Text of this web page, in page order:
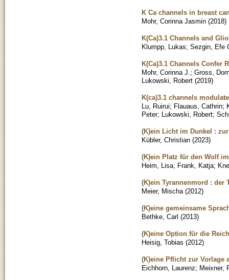
K Ca channels in breast
Mohr, Corinna Jasmin (2018)
K(Ca)3.1 Channels and
Klumpp, Lukas; Sezgin, Efe
K(Ca)3.1 Channels Confer
Mohr, Corinna J. ; Gross,
Lukowski, Robert (2019)
K(ca)3.1 channels
Lu, Ruirui; Flauaus, Cathrin;
Peter; Lukowski, Robert;
(K)ein Licht im Dunkel :
Kübler, Christian (2023)
(K)ein Platz für den Wolf
Heim, Lisa; Frank, Katja;
(K)ein Tyrannenmord : der
Meier, Mischa (2012)
(K)eine gemeinsame
Bethke, Carl (2013)
(K)eine Option für die
Heisig, Tobias (2012)
(K)eine Pflicht zur Vorlage
Eichhorn, Laurenz; Meixner,